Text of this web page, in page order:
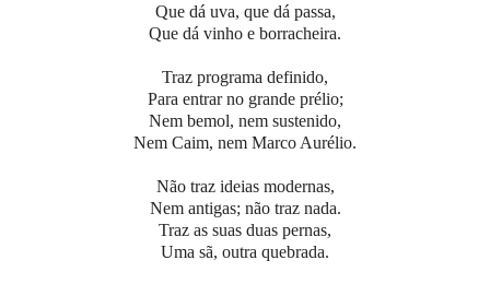
Que dá uva, que dá passa,
Que dá vinho e borracheira.
Traz programa definido,
Para entrar no grande prélio;
Nem bemol, nem sustenido,
Nem Caim, nem Marco Aurélio.
Não traz ideias modernas,
Nem antigas; não traz nada.
Traz as suas duas pernas,
Uma sã, outra quebrada.